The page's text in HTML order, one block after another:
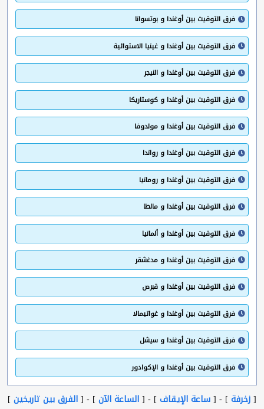
فرق التوقيت بين أوغندا و بوتسوانا
فرق التوقيت بين أوغندا و غينيا الاستوائية
فرق التوقيت بين أوغندا و النيجر
فرق التوقيت بين أوغندا و كوستاريكا
فرق التوقيت بين أوغندا و مولدوفا
فرق التوقيت بين أوغندا و رواندا
فرق التوقيت بين أوغندا و رومانيا
فرق التوقيت بين أوغندا و مالطا
فرق التوقيت بين أوغندا و ألمانيا
فرق التوقيت بين أوغندا و مدغشقر
فرق التوقيت بين أوغندا و قبرص
فرق التوقيت بين أوغندا و غواتيمالا
فرق التوقيت بين أوغندا و سيشل
فرق التوقيت بين أوغندا و الإكوادور
[زخرفة ] - [ساعة الإيقاف ] - [الساعة الآن ] - [الفرق بين تاريخين ]